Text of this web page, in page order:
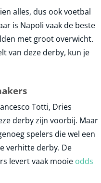
alles, dus ook voetbal
is Napoli vaak de beste
met groot overwicht.
van deze derby, kun je
Totti, Dries
derby zijn voorbij. Maar
spelers die wel een
verhitte derby. De
levert vaak mooie odds